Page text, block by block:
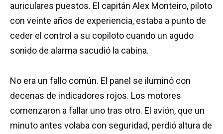
auriculares puestos. El capitán Alex Monteiro, piloto
con veinte años de experiencia, estaba a punto de
ceder el control a su copiloto cuando un agudo
sonido de alarma sacudió la cabina.
No era un fallo común. El panel se iluminó con
decenas de indicadores rojos. Los motores
comenzaron a fallar uno tras otro. El avión, que un
minuto antes volaba con seguridad, perdió altura de